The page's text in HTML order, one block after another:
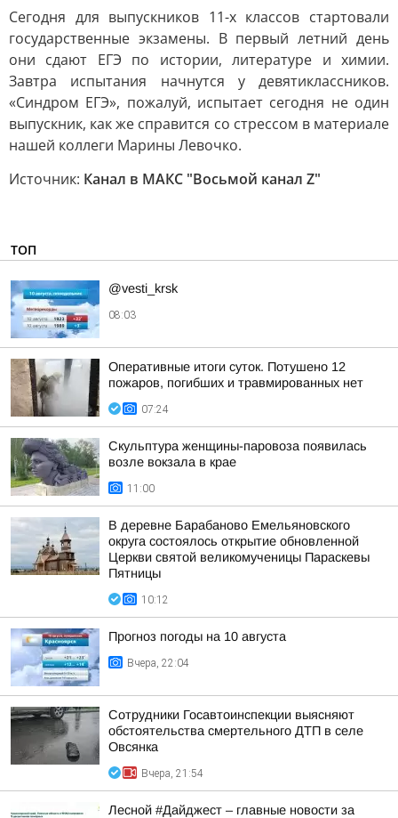
Сегодня для выпускников 11-х классов стартовали
государственные экзамены. В первый летний день
они сдают ЕГЭ по истории, литературе и химии.
Завтра испытания начнутся у девятиклассников.
«Синдром ЕГЭ», пожалуй, испытает сегодня не один
выпускник, как же справится со стрессом в материале
нашей коллеги Марины Левочко.
Источник: Канал в МАКС "Восьмой канал Z"
ТОП
@vesti_krsk
08:03
Оперативные итоги суток. Потушено 12
пожаров, погибших и травмированных нет
07:24
Скульптура женщины-паровоза появилась
возле вокзала в крае
11:00
В деревне Барабаново Емельяновского
округа состоялось открытие обновленной
Церкви святой великомученицы Параскевы
Пятницы
10:12
Прогноз погоды на 10 августа
Вчера, 22:04
Сотрудники Госавтоинспекции выясняют
обстоятельства смертельного ДТП в селе
Овсянка
Вчера, 21:54
Лесной #Дайджест – главные новости за